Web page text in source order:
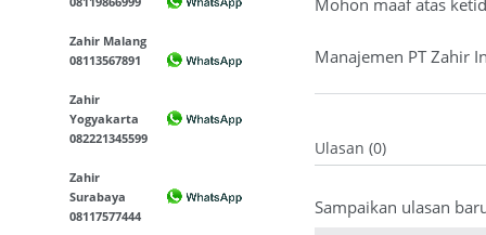
Zahir Malang
08113567891
Zahir
Yogyakarta
082221345599
Zahir
Surabaya
08117577444
Mohon maaf atas
Manajemen PT Zahir
Ulasan (0)
Sampaikan ulasan